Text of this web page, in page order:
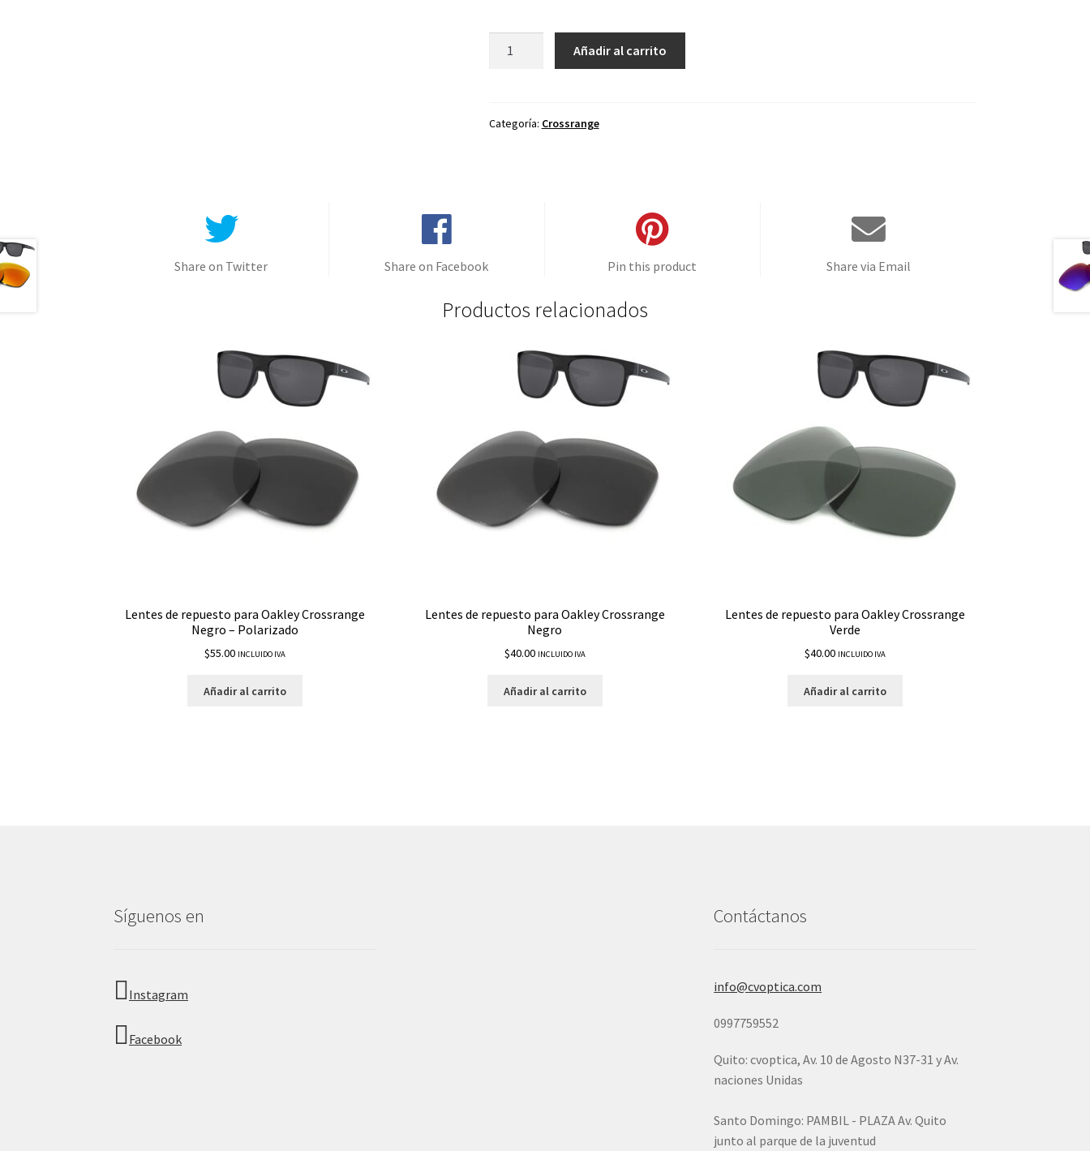
Oakley
Añadir al carrito
Categoría: Crossrange
Share on Twitter Share on Facebook Pin this product Share via Email
Productos relacionados
Lentes de repuesto para Oakley Crossrange
Negro – Polarizado
$55.00 INCLUIDO IVA
Añadir al carrito
Lentes de repuesto para Oakley Crossrange
Negro
$40.00 INCLUIDO IVA
Añadir al carrito
Lentes de repuesto para Oakley Crossrange
Verde
$40.00 INCLUIDO IVA
Añadir al carrito
Síguenos en
Instagram
Facebook
Contáctanos
info@cvoptica.com
0997759552
Quito: cvoptica, Av. 10 de Agosto N37-31 y Av.
naciones Unidas
Santo Domingo: PAMBIL - PLAZA Av. Quito
junto al parque de la juventud